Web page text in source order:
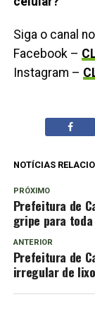
Siga o canal
Facebook –
Instagram –
NOTÍCIAS
PRÓXIMO
Prefeitura de
gripe para
ANTERIOR
Prefeitura de
irregular de